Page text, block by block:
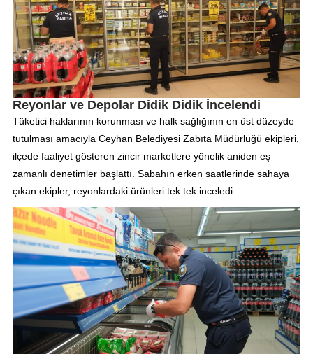
Reyonlar ve Depolar Didik Didik İncelendi
Tüketici haklarının korunması ve halk sağlığının en üst düzeyde
tutulması amacıyla Ceyhan Belediyesi Zabıta Müdürlüğü ekipleri,
ilçede faaliyet gösteren zincir marketlere yönelik aniden eş
zamanlı denetimler başlattı. Sabahın erken saatlerinde sahaya
çıkan ekipler, reyonlardaki ürünleri tek tek inceledi.